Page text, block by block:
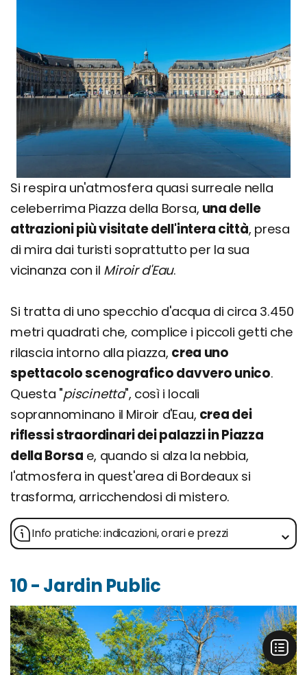
Si respira un'atmosfera quasi surreale nella
celeberrima Piazza della Borsa, una delle
attrazioni più visitate dell'intera città, presa
di mira dai turisti soprattutto per la sua
vicinanza con il Miroir d'Eau.
Si tratta di uno specchio d'acqua di circa 3.450
metri quadrati che, complice i piccoli getti che
rilascia intorno alla piazza, crea uno
spettacolo scenografico davvero unico.
Questa "piscinetta", così i locali
soprannominano il Miroir d'Eau, crea dei
riflessi straordinari dei palazzi in Piazza
della Borsa e, quando si alza la nebbia,
l'atmosfera in quest'area di Bordeaux si
trasforma, arricchendosi di mistero.
Info pratiche: indicazioni, orari e prezzi
10 - Jardin Public